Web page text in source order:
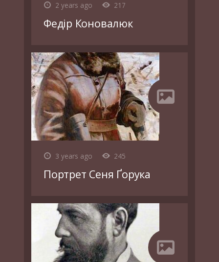
2 years ago 217
Федір Коновалюк
3 years ago 245
Портрет Сеня Ґорука